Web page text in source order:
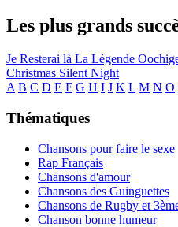
Les plus grands
Je Resterai là La Légende
Christmas Silent Night
A B C D E F G H I J K L M N O
Thématiques
Chansons pour faire le sexe
Rap Français
Chansons d'amour
Chansons des Guinguettes
Chansons de Rugby et
Chanson bonne humeur